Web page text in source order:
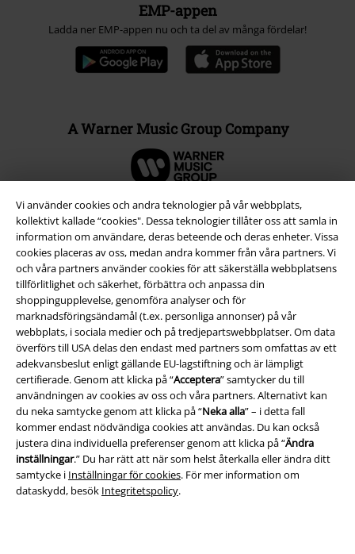
Vi använder cookies och andra teknologier på vår webbplats,
kollektivt kallade “cookies". Dessa teknologier tillåter oss att samla in
information om användare, deras beteende och deras enheter. Vissa
cookies placeras av oss, medan andra kommer från våra partners. Vi
och våra partners använder cookies för att säkerställa webbplatsens
tillförlitlighet och säkerhet, förbättra och anpassa din
shoppingupplevelse, genomföra analyser och för
marknadsföringsändamål (t.ex. personliga annonser) på vår
webbplats, i sociala medier och på tredjepartswebbplatser. Om data
överförs till USA delas den endast med partners som omfattas av ett
adekvansbeslut enligt gällande EU-lagstiftning och är lämpligt
certifierade. Genom att klicka på “Acceptera” samtycker du till
användningen av cookies av oss och våra partners. Alternativt kan
du neka samtycke genom att klicka på “Neka alla” – i detta fall
kommer endast nödvändiga cookies att användas. Du kan också
justera dina individuella preferenser genom att klicka på “Ändra
inställningar.” Du har rätt att när som helst återkalla eller ändra ditt
samtycke i Inställningar för cookies. För mer information om
dataskydd, besök Integritetspolicy.
EMP-appen
Ladda ner EMP-appen nu och ta del av många fördelar!
A Warner Music Group Company
Juridisk information/Villkor
Villkor
Om oss
Ladda ner villkoren
Avfallshantering och miljöskydd